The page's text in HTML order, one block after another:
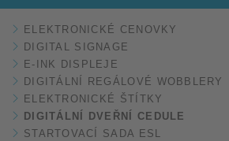
ELEKTRONICKÉ CENOVKY
DIGITAL SIGNAGE
E-INK DISPLEJE
DIGITÁLNÍ REGÁLOVÉ WOBBLERY
ELEKTRONICKÉ ŠTÍTKY
DIGITÁLNÍ DVEŘNÍ CEDULE
STARTOVACÍ SADA ESL